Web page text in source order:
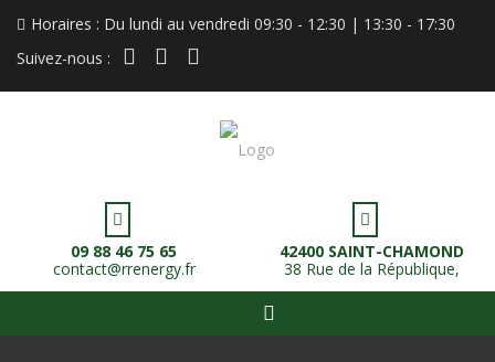
Horaires : Du lundi au vendredi 09:30 - 12:30 | 13:30 - 17:30
Suivez-nous :
instagramlinkedinfacebook
09 88 46 75 65
contact@rrenergy.fr
42400 SAINT-CHAMOND
38 Rue de la République,